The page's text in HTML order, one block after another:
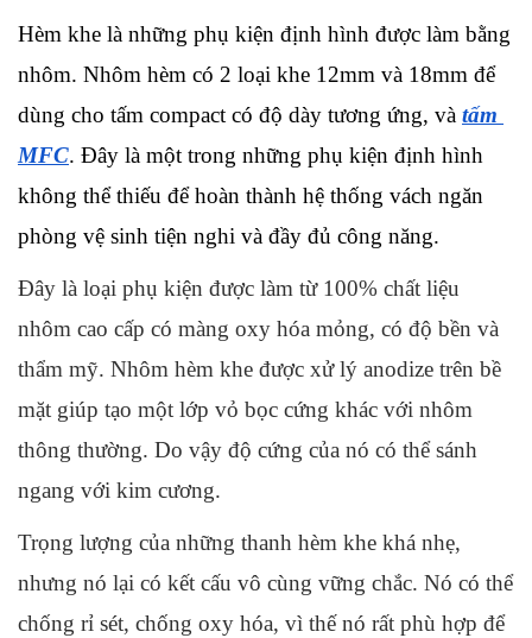
Hèm khe là những phụ kiện định hình được làm bằng
nhôm. Nhôm hèm có 2 loại khe 12mm và 18mm để
dùng cho tấm compact có độ dày tương ứng, và tấm
MFC. Đây là một trong những phụ kiện định hình
không thể thiếu để hoàn thành hệ thống vách ngăn
phòng vệ sinh tiện nghi và đầy đủ công năng.
Đây là loại phụ kiện được làm từ 100% chất liệu
nhôm cao cấp có màng oxy hóa mỏng, có độ bền và
thẩm mỹ. Nhôm hèm khe được xử lý anodize trên bề
mặt giúp tạo một lớp vỏ bọc cứng khác với nhôm
thông thường. Do vậy độ cứng của nó có thể sánh
ngang với kim cương.
Trọng lượng của những thanh hèm khe khá nhẹ,
nhưng nó lại có kết cấu vô cùng vững chắc. Nó có thể
chống rỉ sét, chống oxy hóa, vì thế nó rất phù hợp để